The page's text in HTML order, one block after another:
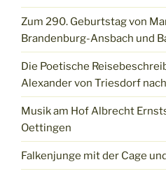
Zum 290. Geburtstag von
Brandenburg-Ansbach und
Die Poetische
Alexander von Triesdorf
Musik am Hof Albrecht
Oettingen
Falkenjunge mit der Cage